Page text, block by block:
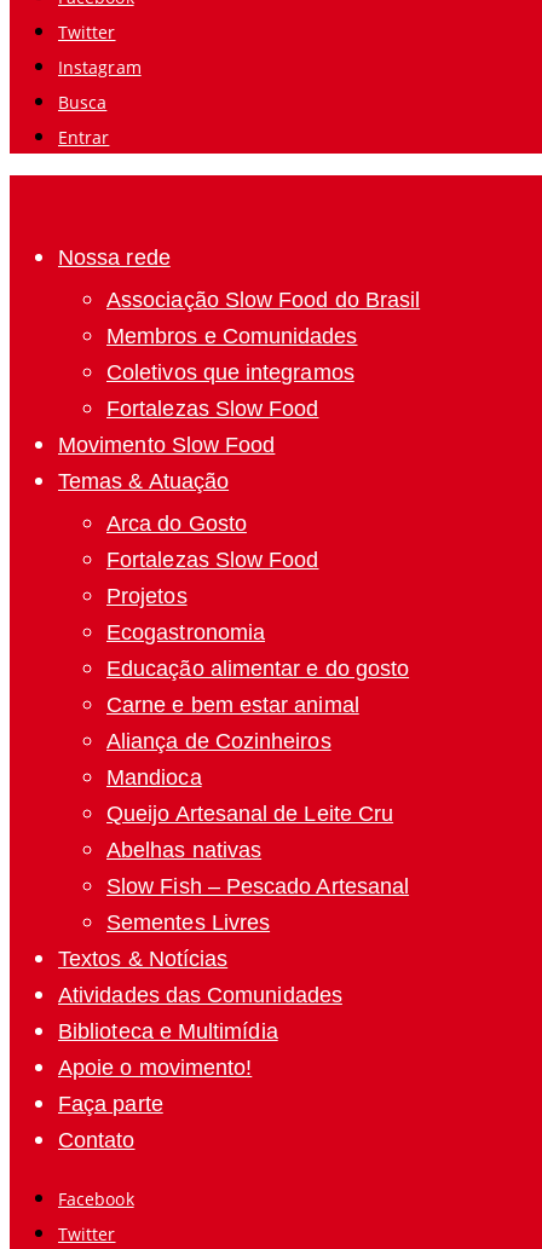
Twitter
Instagram
Busca
Entrar
Nossa rede
Associação Slow Food do Brasil
Membros e Comunidades
Coletivos que integramos
Fortalezas Slow Food
Movimento Slow Food
Temas & Atuação
Arca do Gosto
Fortalezas Slow Food
Projetos
Ecogastronomia
Educação alimentar e do gosto
Carne e bem estar animal
Aliança de Cozinheiros
Mandioca
Queijo Artesanal de Leite Cru
Abelhas nativas
Slow Fish – Pescado Artesanal
Sementes Livres
Textos & Notícias
Atividades das Comunidades
Biblioteca e Multimídia
Apoie o movimento!
Faça parte
Contato
Facebook
Twitter